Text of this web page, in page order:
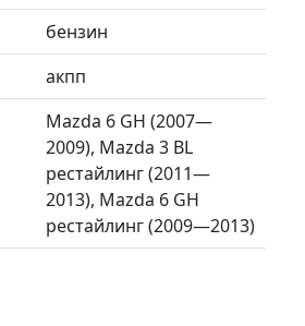
бензин
акпп
Mazda 6 GH (2007—
2009), Mazda 3 BL
рестайлинг (2011—
2013), Mazda 6 GH
рестайлинг (2009—2013)